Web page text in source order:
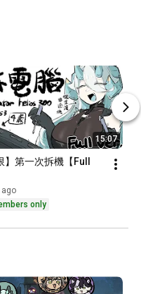
15:07
】第一次拆機【Full
ago
only